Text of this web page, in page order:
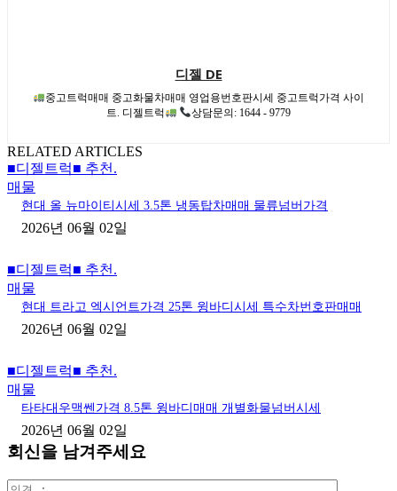
디젤 DE
중고트럭매매 중고화물차매매 영업용번호판시세 중고트럭가격 사이
트. 디젤트럭
상담문의: 1644 - 9779
RELATED ARTICLES
■디젤트럭■ 추천.
매물
현대 올 뉴마이티시세 3.5톤 냉동탑차매매 물류넘버가격
2026년 06월 02일
■디젤트럭■ 추천.
매물
현대 트라고 엑시언트가격 25톤 윙바디시세 특수차번호판매매
2026년 06월 02일
■디젤트럭■ 추천.
매물
타타대우맥쎈가격 8.5톤 윙바디매매 개별화물넘버시세
2026년 06월 02일
회신을 남겨주세요